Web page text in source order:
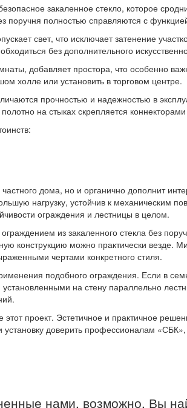
закаленное стекло, которое
поручня полностью справляются с
свет, что исключает затенение
без дополнительного
добавляет простора, что особенно
холле или установить в торговом центре.
прочностью и надежностью в
на стыках скрепляется коннекторами
частного дома, но и органично дополнит
нагрузку, устойчив к механическим
ограждения и лестницы в целом.
из закаленного стекла без
конструкцию можно практически везде.
чертами конкретного стиля.
подобного ограждения. Если в
на стену параллельно
проект. Эстетичное и практичное
доверить профессионалам
нами, возможно, Вы